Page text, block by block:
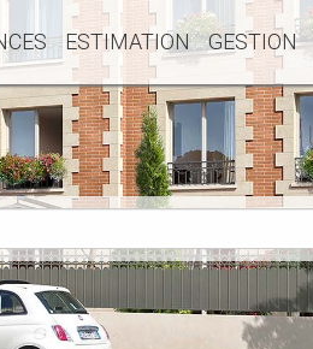
ESTIMATION GESTION